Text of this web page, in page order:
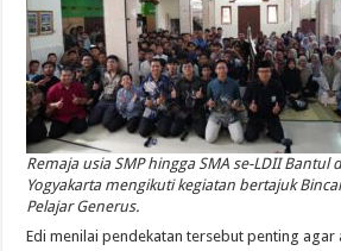
Remaja usia SMP hingga SMA se-LDII Bantul
Yogyakarta mengikuti kegiatan bertajuk
Pelajar Generus.
Edi menilai pendekatan tersebut penting agar